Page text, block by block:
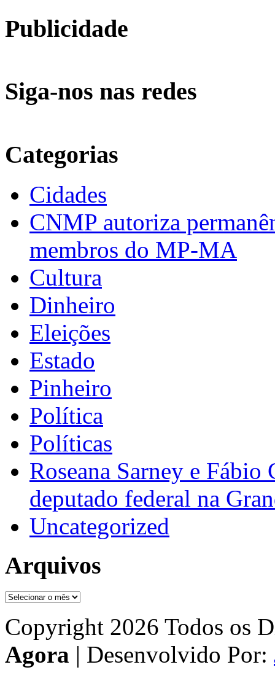
Publicidade
Siga-nos nas redes
Categorias
Cidades
CNMP autoriza
membros do MP-MA
Cultura
Dinheiro
Eleições
Estado
Pinheiro
Política
Políticas
Roseana Sarney e
deputado federal na
Uncategorized
Arquivos
Arquivos
Copyright 2026 Todos os
Agora | Desenvolvido Por: